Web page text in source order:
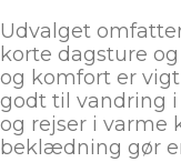
Udvalget
korte dagsture
og komfort er
godt til vandring
og rejser i varme
beklædning gør